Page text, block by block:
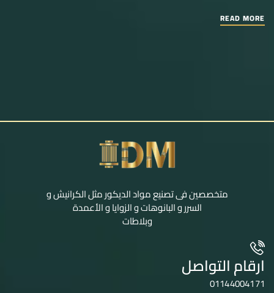
READ MORE
متخصصين فى تصنيع مواد الديكور مثل الكرانيش و
السرر و البانوهات و الزوايا و الأعمدة
وبلاطات
ارقام التواصل
01144004171